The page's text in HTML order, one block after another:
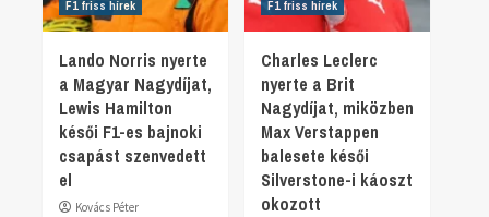
F1 friss hírek
Lando Norris nyerte
a Magyar Nagydíjat,
Lewis Hamilton
késői F1-es bajnoki
csapást szenvedett
el
Kovács Péter
F1 friss hírek
Charles Leclerc
nyerte a Brit
Nagydíjat, miközben
Max Verstappen
balesete késői
Silverstone-i káoszt
okozott